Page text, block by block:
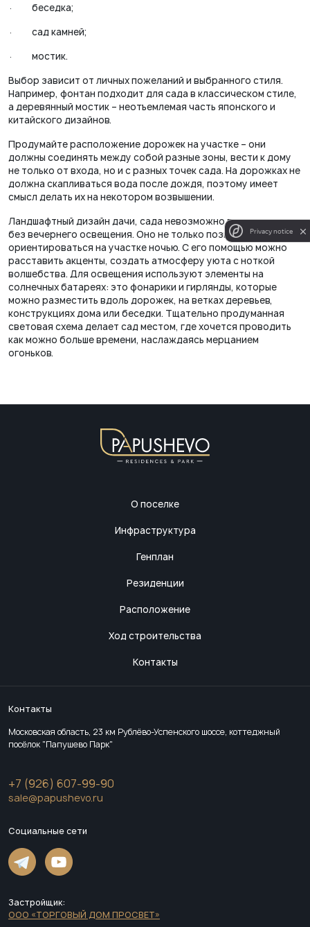
· беседка;
· сад камней;
· мостик.
Выбор зависит от личных пожеланий и выбранного стиля.
Например, фонтан подходит для сада в классическом стиле,
а деревянный мостик – неотъемлемая часть японского и
китайского дизайнов.
Продумайте расположение дорожек на участке – они
должны соединять между собой разные зоны, вести к дому
не только от входа, но и с разных точек сада. На дорожках не
должна скапливаться вода после дождя, поэтому имеет
смысл делать их на некотором возвышении.
Ландшафтный дизайн дачи, сада невозможно представить
без вечернего освещения. Оно не только позволяет
ориентироваться на участке ночью. С его помощью можно
расставить акценты, создать атмосферу уюта с ноткой
волшебства. Для освещения используют элементы на
солнечных батареях: это фонарики и гирлянды, которые
можно разместить вдоль дорожек, на ветках деревьев,
конструкциях дома или беседки. Тщательно продуманная
световая схема делает сад местом, где хочется проводить
как можно больше времени, наслаждаясь мерцанием
огоньков.
О поселке
Инфраструктура
Генплан
Резиденции
Расположение
Ход строительства
Контакты
Застройщик:
ООО «ТОРГОВЫЙ ДОМ ПРОСВЕТ»
Контакты
Московская область, 23 км Рублёво-Успенского шоссе, коттеджный
посёлок "Папушево Парк"
+7 (926) 607-99-90
sale@papushevo.ru
Социальные сети
Privacy notice